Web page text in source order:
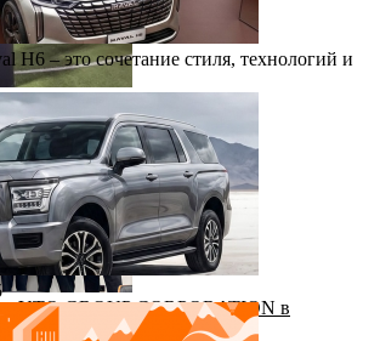
Haval Virazh!
YTO GROUP CORPORATION в
H6 – это сочетание стиля, технологий и